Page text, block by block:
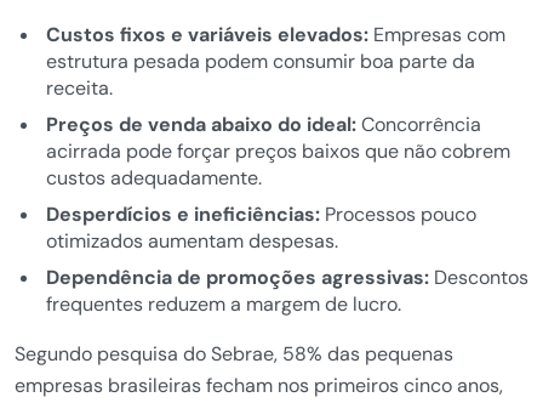
Custos fixos e variáveis elevados:Empresas com
estrutura pesada podem consumir boa parte da
receita.
Preços de venda abaixo do ideal:Concorrência
acirrada pode forçar preços baixos que não cobrem
custos adequadamente.
Desperdícios e ineficiências:Processos pouco
otimizados aumentam despesas.
Dependência de promoções agressivas:Descontos
frequentes reduzem a margem de lucro.
Segundo pesquisa do Sebrae, 58% das pequenas
empresas brasileiras fecham nos primeiros cinco anos,